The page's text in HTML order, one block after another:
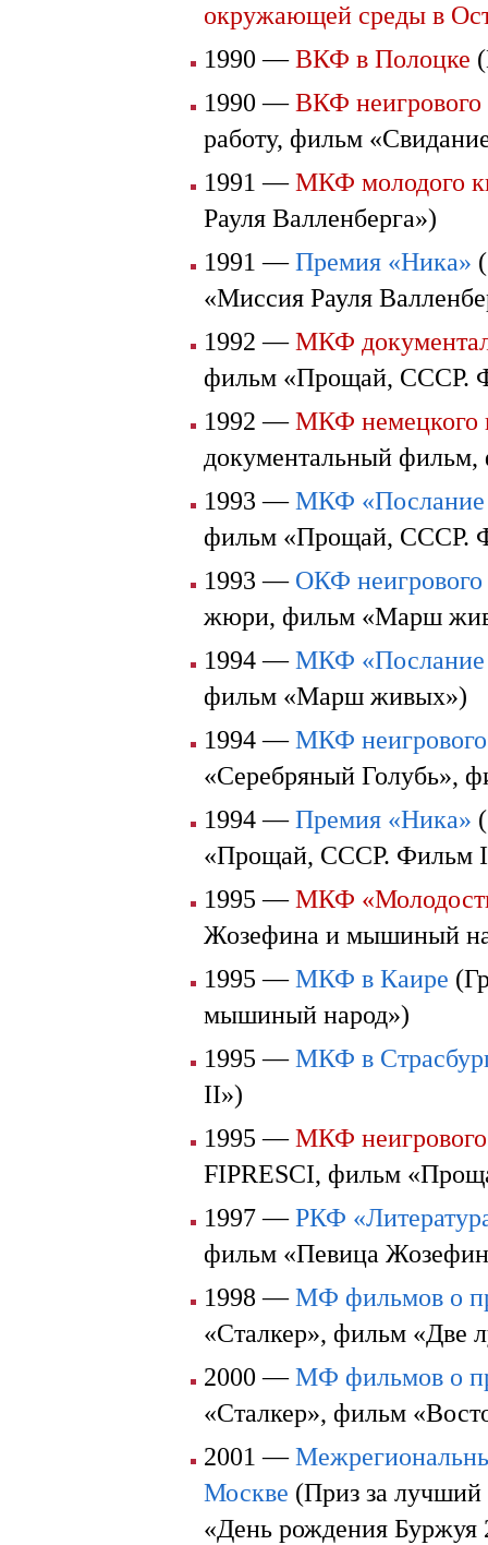
окружающей среды в
1990 —ВКФ в Полоцке
1990 —ВКФ
работу, фильм
1991 —МКФ молодого
Рауля Валленберга»)
1991 —Премия «Ника»
«Миссия Рауля
1992 —МКФ
фильм «Прощай, СССР.
1992 —МКФ немецкого
документальный
1993 —МКФ «Послание
фильм «Прощай, СССР.
1993 — ОКФ неигрового
жюри, фильм «Марш
1994 —МКФ «Послание
фильм «Марш живых»)
1994 —МКФ
«Серебряный Голубь»,
1994 —Премия «Ника»
«Прощай, СССР. Фильм
1995 —МКФ
Жозефина и мышиный
1995 —МКФ в Каире
мышиный народ»)
1995 —МКФ в
II»)
1995 —МКФ
FIPRESCI, фильм
1997 —РКФ
фильм «Певица
1998 —МФ фильмов о
«Сталкер», фильм «Две
2000 —МФ фильмов о
«Сталкер», фильм
2001 —
Москве (Приз за лучший
«День рождения Буржуя